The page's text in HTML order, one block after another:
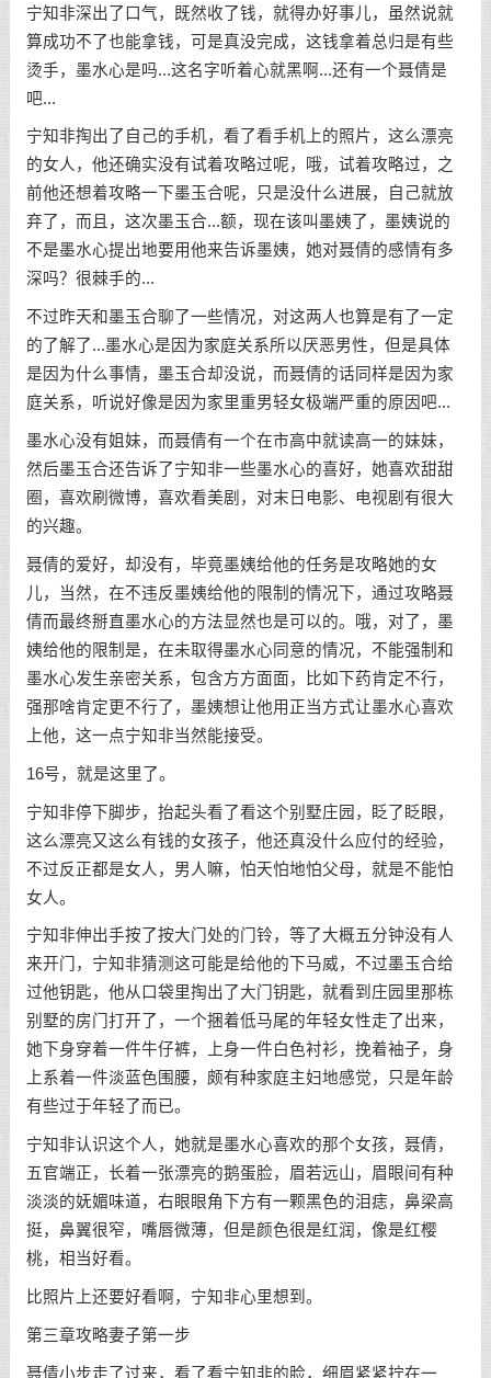
宁知非深出了口气，既然收了钱，就得办好事儿，虽然说就
算成功不了也能拿钱，可是真没完成，这钱拿着总归是有些
烫手，墨水心是吗...这名字听着心就黑啊...还有一个聂倩是
吧...
宁知非掏出了自己的手机，看了看手机上的照片，这么漂亮
的女人，他还确实没有试着攻略过呢，哦，试着攻略过，之
前他还想着攻略一下墨玉合呢，只是没什么进展，自己就放
弃了，而且，这次墨玉合...额，现在该叫墨姨了，墨姨说的
不是墨水心提出地要用他来告诉墨姨，她对聂倩的感情有多
深吗？很棘手的...
不过昨天和墨玉合聊了一些情况，对这两人也算是有了一定
的了解了...墨水心是因为家庭关系所以厌恶男性，但是具体
是因为什么事情，墨玉合却没说，而聂倩的话同样是因为家
庭关系，听说好像是因为家里重男轻女极端严重的原因吧...
墨水心没有姐妹，而聂倩有一个在市高中就读高一的妹妹，
然后墨玉合还告诉了宁知非一些墨水心的喜好，她喜欢甜甜
圈，喜欢刷微博，喜欢看美剧，对末日电影、电视剧有很大
的兴趣。
聂倩的爱好，却没有，毕竟墨姨给他的任务是攻略她的女
儿，当然，在不违反墨姨给他的限制的情况下，通过攻略聂
倩而最终掰直墨水心的方法显然也是可以的。哦，对了，墨
姨给他的限制是，在未取得墨水心同意的情况，不能强制和
墨水心发生亲密关系，包含方方面面，比如下药肯定不行，
强那啥肯定更不行了，墨姨想让他用正当方式让墨水心喜欢
上他，这一点宁知非当然能接受。
16号，就是这里了。
宁知非停下脚步，抬起头看了看这个别墅庄园，眨了眨眼，
这么漂亮又这么有钱的女孩子，他还真没什么应付的经验，
不过反正都是女人，男人嘛，怕天怕地怕父母，就是不能怕
女人。
宁知非伸出手按了按大门处的门铃，等了大概五分钟没有人
来开门，宁知非猜测这可能是给他的下马威，不过墨玉合给
过他钥匙，他从口袋里掏出了大门钥匙，就看到庄园里那栋
别墅的房门打开了，一个捆着低马尾的年轻女性走了出来，
她下身穿着一件牛仔裤，上身一件白色衬衫，挽着袖子，身
上系着一件淡蓝色围腰，颇有种家庭主妇地感觉，只是年龄
有些过于年轻了而已。
宁知非认识这个人，她就是墨水心喜欢的那个女孩，聂倩，
五官端正，长着一张漂亮的鹅蛋脸，眉若远山，眉眼间有种
淡淡的妩媚味道，右眼眼角下方有一颗黑色的泪痣，鼻梁高
挺，鼻翼很窄，嘴唇微薄，但是颜色很是红润，像是红樱
桃，相当好看。
比照片上还要好看啊，宁知非心里想到。
第三章攻略妻子第一步
聂倩小步走了过来，看了看宁知非的脸，细眉紧紧拧在一